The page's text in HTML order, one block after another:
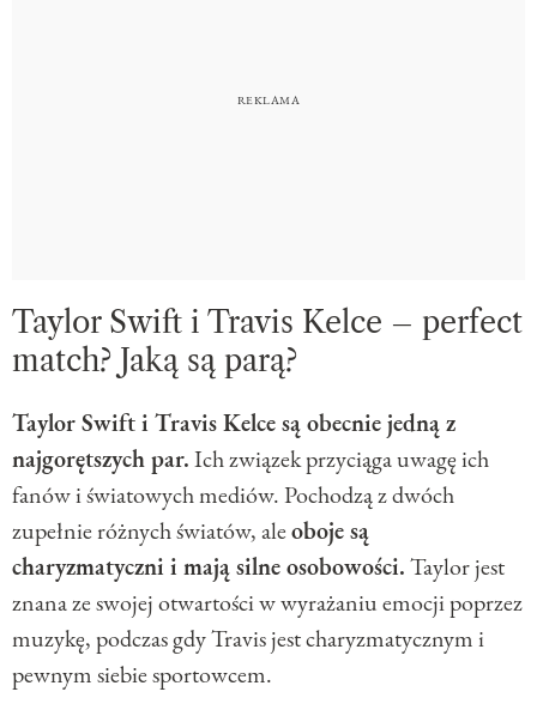
Taylor Swift i Travis Kelce – perfect
match? Jaką są parą?
Taylor Swift i Travis Kelce są obecnie jedną z
najgorętszych par.Ich związek przyciąga uwagę ich
fanów i światowych mediów. Pochodzą z dwóch
zupełnie różnych światów, aleoboje są
charyzmatyczni i mają silne osobowości.Taylor jest
znana ze swojej otwartości w wyrażaniu emocji poprzez
muzykę, podczas gdy Travis jest charyzmatycznym i
pewnym siebie sportowcem.